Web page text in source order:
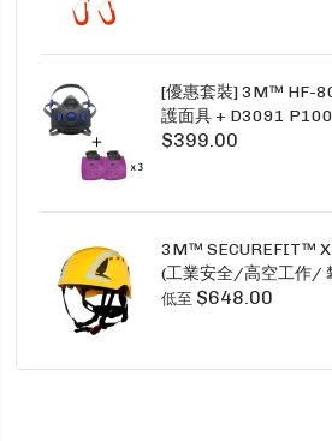
[優惠套裝] 3M™ HF-
護面具 + D3091
SECURE CLICK HF-
$399.00
3M™ SECUREFIT™
(工業安全/高空工作/
低至 $648.00